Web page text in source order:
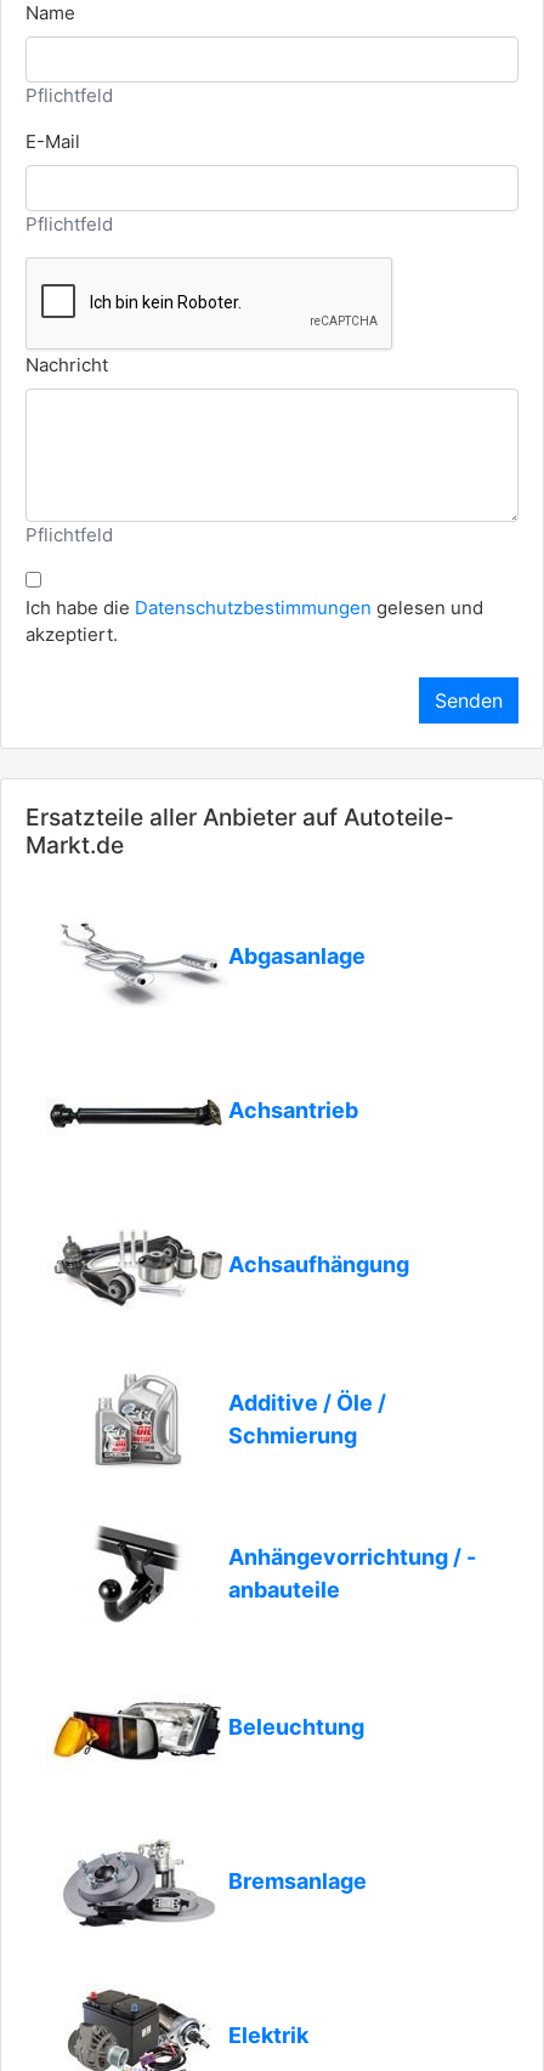
Name
Pflichtfeld
E-Mail
Pflichtfeld
Nachricht
Pflichtfeld
Ich habe die Datenschutzbestimmungen gelesen und
akzeptiert.
Senden
Ersatzteile aller Anbieter auf Autoteile-
Markt.de
Abgasanlage
Achsantrieb
Achsaufhängung
Additive / Öle /
Schmierung
Anhängevorrichtung / -
anbauteile
Beleuchtung
Bremsanlage
Elektrik